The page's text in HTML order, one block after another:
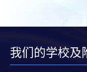
我们的学校及